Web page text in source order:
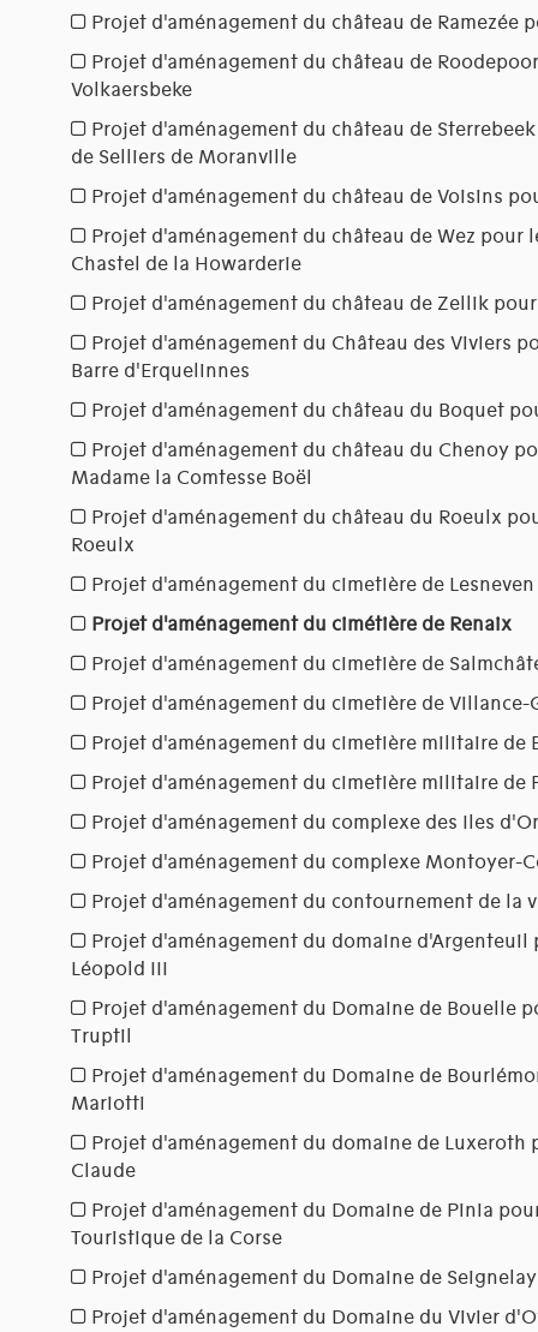
Projet d'aménagement du château de Ramezée
Projet d'aménagement du château de
Volkaersbeke
Projet d'aménagement du château de
de Selliers de Moranville
Projet d'aménagement du château de Voisins
Projet d'aménagement du château de Wez pour
Chastel de la Howarderie
Projet d'aménagement du château de Zellik
Projet d'aménagement du Château des Viviers
Barre d'Erquelinnes
Projet d'aménagement du château du Boquet
Projet d'aménagement du château du Chenoy
Madame la Comtesse Boël
Projet d'aménagement du château du Roeulx
Roeulx
Projet d'aménagement du cimetière de Lesneven
Projet d'aménagement du cimétière de Renaix
Projet d'aménagement du cimetière de
Projet d'aménagement du cimetière de Villance-
Projet d'aménagement du cimetière militaire de
Projet d'aménagement du cimetière militaire de
Projet d'aménagement du complexe des Iles d'Or
Projet d'aménagement du complexe Montoyer-
Projet d'aménagement du contournement de la
Projet d'aménagement du domaine d'Argenteuil
Léopold III
Projet d'aménagement du Domaine de Bouelle
Truptil
Projet d'aménagement du Domaine de
Mariotti
Projet d'aménagement du domaine de Luxeroth
Claude
Projet d'aménagement du Domaine de Pinia
Touristique de la Corse
Projet d'aménagement du Domaine de Seignelay
Projet d'aménagement du Domaine du Vivier